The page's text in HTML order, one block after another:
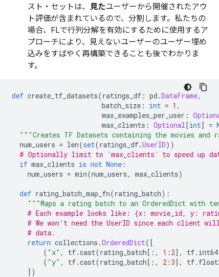
スト・セットは、
見たユーザーから開催されたアウ
ト評価が含まれているので、分割します。私たちの
場合、FLで行列分解を有効にするために使用するア
プローチにより、見えないユーザーのユーザー埋め
込みをすばやく再構築できることも後でわかりま
す。
def create_tf_datasets(ratings_df : pd .DataFrame,
batch_size : int = 1 ,
max_examples_per_user :
max_clients : Optional [int] =
"""Creates TF Datasets containing the movies
num_users = len(set(ratings_df.UserID))
# Optionally limit to `max_clients` to speed up
if max_clients is not None :
num_users = min(num_users, max_clients)
def rating_batch_map_fn(rating_batch):
"""Maps a rating batch to an OrderedDict with
# Each example looks like: {x: movie_id, y:
# We won't need the UserID since each client
# data.
return collections .OrderedDict([
( "x" , tf.cast(rating_batch[:, 1 : 2], tf. int64
( "y" , tf.cast(rating_batch[:, 2 :3], tf.
])